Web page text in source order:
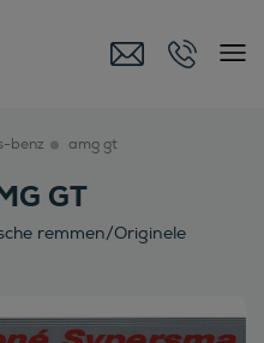
benz amg gt
GT
remmen/Originele